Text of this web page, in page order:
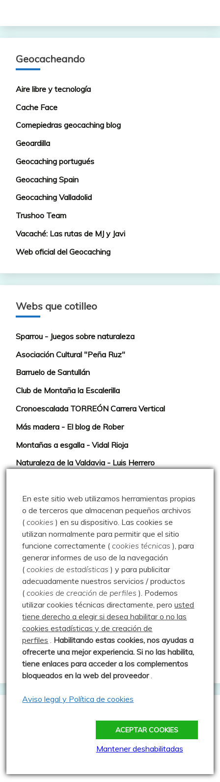
Geocacheando
Aire libre y tecnología
Cache Face
Comepiedras geocaching blog
Geoardilla
Geocaching portugués
Geocaching Spain
Geocaching Valladolid
Trushoo Team
Vacaché: Las rutas de MJ y Javi
Web oficial del Geocaching
Webs que cotilleo
Sparrou - Juegos sobre naturaleza
Asociación Cultural "Peña Ruz"
Barruelo de Santullán
Club de Montaña la Escalerilla
Cronoescalada TORREÓN Carrera Vertical
Más madera - El blog de Rober
Montañas a esgalla - Vidal Rioja
Naturaleza de la Valdavia - Luis Herrero
Paseos por las Montañas - Javier Ureta
El Balcón de Judas
El Tumbarral de Avigamo Films
Gonzalo Alcalde Crespo
Mis 2miles Palentinos y otras historias
Montaña en libertad
Rutas y excursiones con niños
Valdeolea. Río Camesa, la vía azul
Aprendiz de sueños
Manu - Entre Valles y Cumbre
En este sitio web utilizamos herramientas propias
o de terceros que almacenan pequeños archivos
(cookies ) en su dispositivo. Las cookies se
utilizan normalmente para permitir que el sitio
funcione correctamente (cookies técnicas ), para
generar informes de uso de la navegación
(cookies de estadísticas ) y para publicitar
adecuadamente nuestros servicios / productos
(cookies de creación de perfiles ). Podemos
utilizar cookies técnicas directamente, perousted
tiene derecho a elegir si desea habilitar o no las
cookies estadísticas y de creación de
perfiles . Habilitando estas cookies, nos ayudas a
ofrecerte una mejor experiencia. Si no las habilita,
tiene enlaces para acceder a los complementos
bloqueados en la web del proveedor.
Aviso legal y Política de cookies
ACEPTAR COOKIES
Mantener deshabilitadas